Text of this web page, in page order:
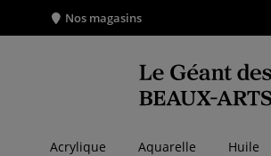
Nos magasins
Acrylique Aquarelle Huile